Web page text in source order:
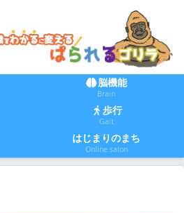
脳機能
Brain
歩行
Gait
はじまりのまち
Online salon